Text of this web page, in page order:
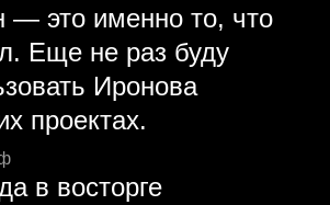
— это именно то, что
Еще не раз буду
Иронова
проектах.
в восторге